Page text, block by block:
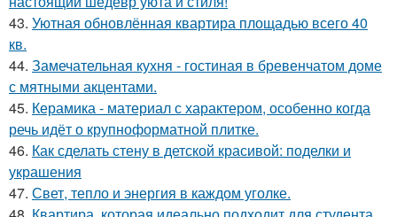
43. Уютная обновлённая квартира площадью всего 40
кв.
44. Замечательная кухня - гостиная в бревенчатом доме
с мятными акцентами.
45. Керамика - материал с характером, особенно когда
речь идёт о крупноформатной плитке.
46. Как сделать стену в детской красивой: поделки и
украшения
47. Свет, тепло и энергия в каждом уголке.